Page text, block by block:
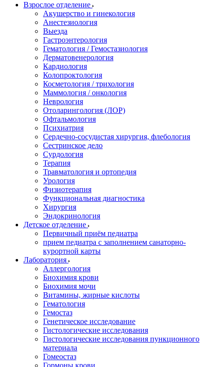
Взрослое отделение
Акушерство и гинекология
Анестезиология
Выезда
Гастроэнтерология
Гематология / Гемостазиология
Дерматовенерология
Кардиология
Колопроктология
Косметология / трихология
Маммология / онкология
Неврология
Отоларингология (ЛОР)
Офтальмология
Психиатрия
Сердечно-сосудистая хирургия, флебология
Сестринское дело
Сурдология
Терапия
Травматология и ортопедия
Урология
Физиотерапия
Функциональная диагностика
Хирургия
Эндокринология
Детское отделение
Первичный приём педиатра
прием педиатра с заполнением санаторно-
курортной карты
Лаборатория
Аллергология
Биохимия крови
Биохимия мочи
Витамины, жирные кислоты
Гематология
Гемостаз
Генетическое исследование
Гистологические исследования
Гистологические исследования пункционного
материала
Гомеостаз
Гормоны крови